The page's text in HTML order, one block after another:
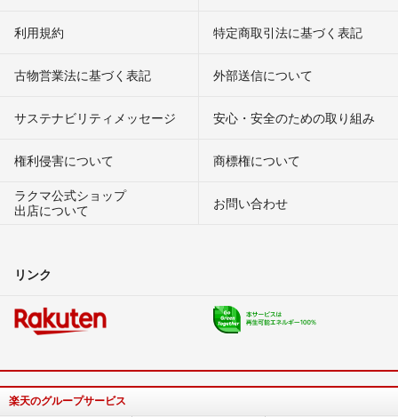
利用規約 特定商取引法に基づく表記
古物営業法に基づく表記 外部送信について
サステナビリティメッセージ 安心・安全のための取り組み
権利侵害について
商標権について
ラクマ公式ショップ
出店について
お問い合わせ
リンク
楽天のグループサービス